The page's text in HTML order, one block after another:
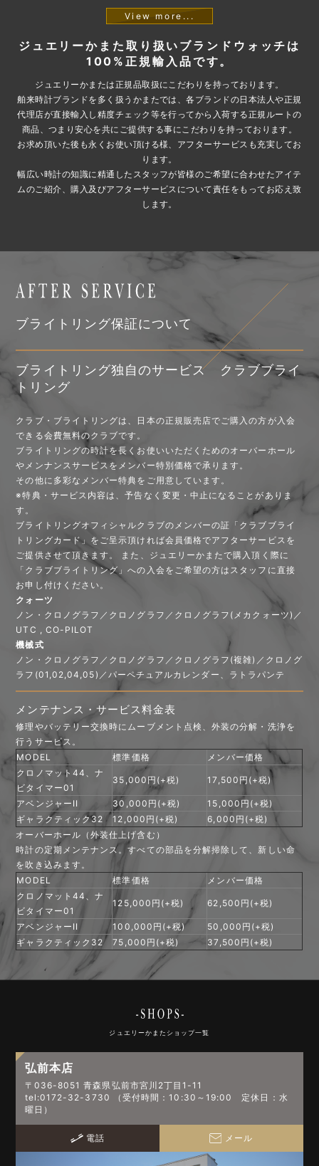
View more...
ジュエリーかまた取り扱いブランドウォッチは
100%正規輸入品です。
ジュエリーかまたは正規品取扱にこだわりを持っております。
舶来時計ブランドを多く扱うかまたでは、各ブランドの日本法人や正規
代理店が直接輸入し精度チェック等を行ってから入荷する正規ルートの
商品、つまり安心を共にご提供する事にこだわりを持っております。
お求め頂いた後も永くお使い頂ける様、アフターサービスも充実してお
ります。
幅広い時計の知識に精通したスタッフが皆様のご希望に合わせたアイテ
ムのご紹介、購入及びアフターサービスについて責任をもってお応え致
します。
ブライトリング保証について
ブライトリング独自のサービス クラブブライ
トリング
クラブ・ブライトリングは、日本の正規販売店でご購入の方が入会
できる会費無料のクラブです。
ブライトリングの時計を長くお使いいただくためのオーバーホール
やメンナンスサービスをメンバー特別価格で承ります。
その他に多彩なメンバー特典をご用意しています。
※特典・サービス内容は、予告なく変更・中止になることがありま
す。
ブライトリングオフィシャルクラブのメンバーの証「クラブブライ
トリングカード」をご呈示頂ければ会員価格でアフターサービスを
ご提供させて頂きます。 また、ジュエリーかまたで購入頂く際に
「クラブブライトリング」への入会をご希望の方はスタッフに直接
お申し付けください。
クォーツ
ノン・クロノグラフ／クロノグラフ／クロノグラフ(メカクォーツ)／
UTC , CO-PILOT
機械式
ノン・クロノグラフ／クロノグラフ／クロノグラフ(複雑)／クロノグ
ラフ(01,02,04,05)／パーペチュアルカレンダー、ラトラパンテ
メンテナンス・サービス料金表
修理やバッテリー交換時にムーブメント点検、外装の分解・洗浄を
行うサービス。
MODEL
標準価格
メンバー価格
クロノマット44、ナ
ビタイマー01
35,000円(+税) 17,500円(+税)
アベンジャーII 30,000円(+税)
15,000円(+税)
ギャラクティック32
12,000円(+税)
6,000円(+税)
オーバーホール（外装仕上げ含む）
時計の定期メンテナンス。すべての部品を分解掃除して、新しい命
を吹き込みます。
MODEL
標準価格
メンバー価格
クロノマット44、ナ
ビタイマー01
125,000円(+税) 62,500円(+税)
アベンジャーII 100,000円(+税)
50,000円(+税)
ギャラクティック32
75,000円(+税) 37,500円(+税)
ジュエリーかまたショップ一覧
弘前本店
〒036-8051 青森県弘前市宮川2丁目1-11
tel:0172-32-3730 （受付時間：10:30～19:00 定休日：水
曜日）
電話 メール